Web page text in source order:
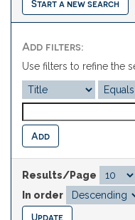
Start a new search
Add filters:
Use filters to refine the
Results/Page
In order